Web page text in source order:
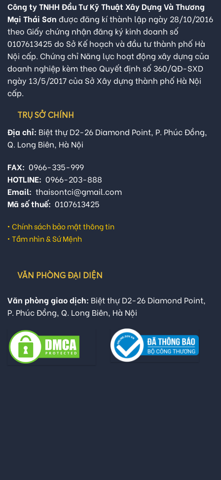
Công ty TNHH Đầu Tư Kỹ Thuật Xây Dựng Và Thương
Mại Thái Sơn được đăng kí thành lập ngày 28/10/2016
theo Giấy chứng nhận đăng ký kinh doanh số
0107613425 do Sở Kế hoạch và đầu tư thành phố Hà
Nội cấp. Chứng chỉ Năng lực hoạt động xây dựng của
doanh nghiệp kèm theo Quyết định số 360/QĐ-SXD
ngày 13/5/2017 của Sở Xây dựng thành phố Hà Nội
cấp.
TRỤ SỞ CHÍNH
Địa chỉ: Biệt thự D2-26 Diamond Point, P. Phúc Đồng,
Q. Long Biên, Hà Nội
FAX: 0966-335-999
HOTLINE: 0966-203-888
Email: thaisontci@gmail.com
Mã số thuế: 0107613425
• Chính sách bảo mật thông tin
• Tầm nhìn & Sứ Mệnh
VĂN PHÒNG ĐẠI DIỆN
Văn phòng giao dịch: Biệt thự D2-26 Diamond Point,
P. Phúc Đồng, Q. Long Biên, Hà Nội